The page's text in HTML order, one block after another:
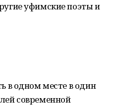
уфимские поэты и
в одном месте в один
современной